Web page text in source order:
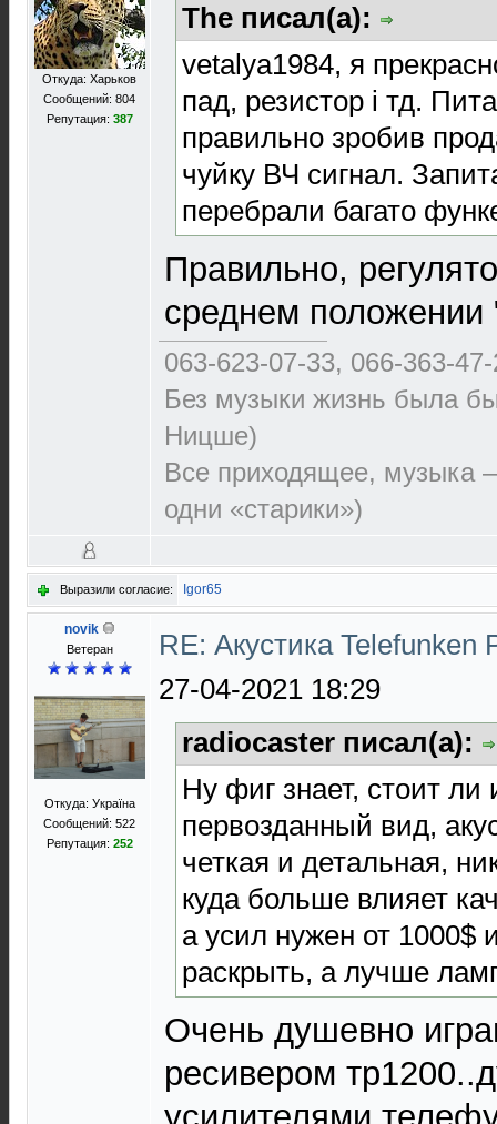
Откуда: Харьков
Сообщений: 804
Репутация: 387
The писал(а):
vetalya1984, я
пад, резистор і тд.
правильно зробив
чуйку ВЧ сигнал.
перебрали багато
Правильно,
среднем положении
063-623-07-33, 066-363-
Без музыки жизнь была
Ницше)
Все приходящее, музыка
одни «старики»)
Выразили согласие: Igor65
novik
Ветеран
Откуда: Україна
Сообщений: 522
Репутация: 252
RE: Акустика
27-04-2021 18:29
radiocaster писал(а):
Ну фиг знает, стоит ли
первозданный вид,
четкая и детальная,
куда больше влияет
а усил нужен от 1000$
раскрыть, а лучше
Очень душевно
ресивером